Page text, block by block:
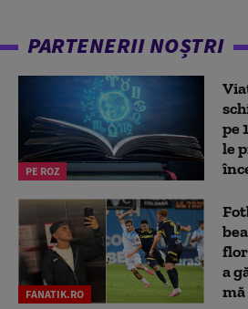
PARTENERII NOȘTRI
PE ROZ
pe
le
FANATIK.RO
a
mă